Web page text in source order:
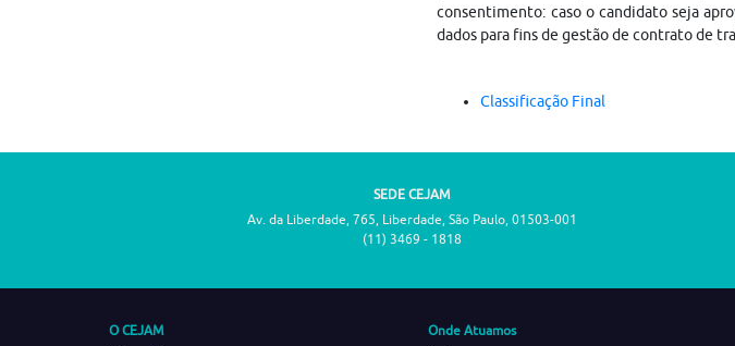
consentimento: caso o candidato seja
dados para fins de gestão de contrato de
Classificação Final
SEDE CEJAM
Av. da Liberdade, 765, Liberdade, São Paulo, 01503-001
(11) 3469 - 1818
O CEJAM
Onde Atuamos